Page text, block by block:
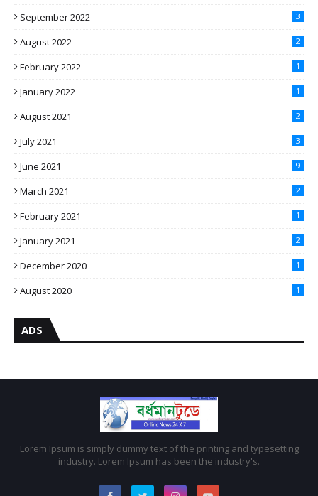
September 2022 3
August 2022 2
February 2022 1
January 2022 1
August 2021 2
July 2021 3
June 2021 9
March 2021 2
February 2021 1
January 2021 2
December 2020 1
August 2020 1
ADS
Lorem Ipsum is simply dummy text of the printing and typesetting
industry. Lorem Ipsum has been the industry's.